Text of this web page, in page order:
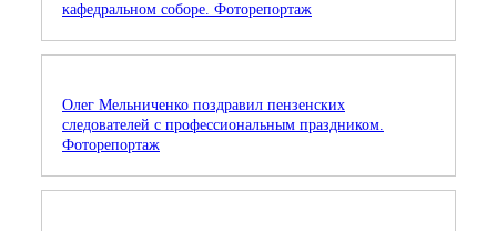
кафедральном соборе. Фоторепортаж
Олег Мельниченко поздравил пензенских
следователей с профессиональным праздником.
Фоторепортаж